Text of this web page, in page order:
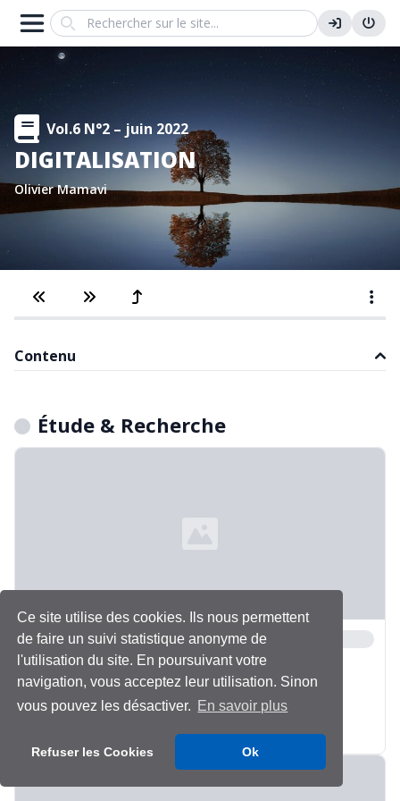
Ce site utilise des cookies. Ils nous permettent
de faire un suivi statistique anonyme de
l'utilisation du site. En poursuivant votre
navigation, vous acceptez leur utilisation. Sinon
vous pouvez les désactiver. En savoir plus
Refuser les Cookies Ok
Search
Vol.6 N°2 – juin 2022
DIGITALISATION
Olivier Mamavi
Contenu
Étude & Recherche